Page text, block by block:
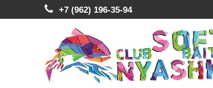
+7 (962) 196-35-94